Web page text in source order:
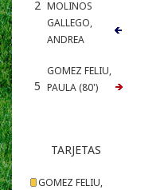
2 MOLINOS
GALLEGO,
ANDREA
5
GOMEZ FELIU,
PAULA (80')
TARJETAS
GOMEZ FELIU,